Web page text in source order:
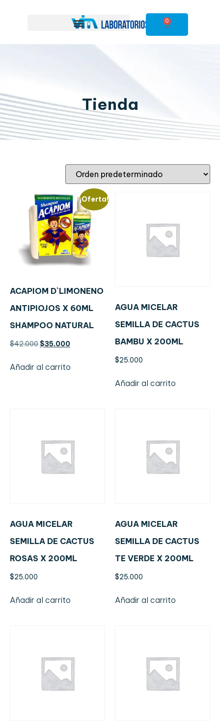
0
Tienda
¡Oferta!
ACAPIOM D`LIMONENO
ANTIPIOJOS X 60ML
SHAMPOO NATURAL
$42.000 $35.000
Añadir al carrito
AGUA MICELAR
SEMILLA DE CACTUS
BAMBU X 200ML
$25.000
Añadir al carrito
AGUA MICELAR
SEMILLA DE CACTUS
ROSAS X 200ML
$25.000
Añadir al carrito
AGUA MICELAR
SEMILLA DE CACTUS
TE VERDE X 200ML
$25.000
Añadir al carrito